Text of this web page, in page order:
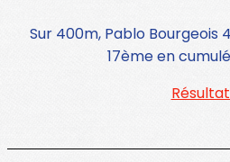
Sur 400m, Pablo Bourgeois
17ème en